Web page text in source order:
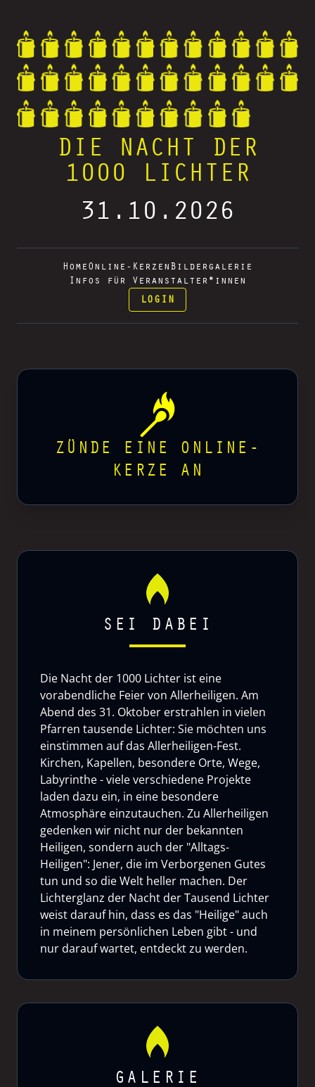
DIE NACHT DER
1000 LICHTER
31.10.2026
Home Online-Kerzen Bildergalerie
Infos für Veranstalter*innen
LOGIN
ZÜNDE EINE ONLINE-
KERZE AN
SEI DABEI
Die Nacht der 1000 Lichter ist eine
vorabendliche Feier von Allerheiligen. Am
Abend des 31. Oktober erstrahlen in vielen
Pfarren tausende Lichter: Sie möchten uns
einstimmen auf das Allerheiligen-Fest.
Kirchen, Kapellen, besondere Orte, Wege,
Labyrinthe - viele verschiedene Projekte
laden dazu ein, in eine besondere
Atmosphäre einzutauchen. Zu Allerheiligen
gedenken wir nicht nur der bekannten
Heiligen, sondern auch der "Alltags-
Heiligen": Jener, die im Verborgenen Gutes
tun und so die Welt heller machen. Der
Lichterglanz der Nacht der Tausend Lichter
weist darauf hin, dass es das "Heilige" auch
in meinem persönlichen Leben gibt - und
nur darauf wartet, entdeckt zu werden.
GALERIE